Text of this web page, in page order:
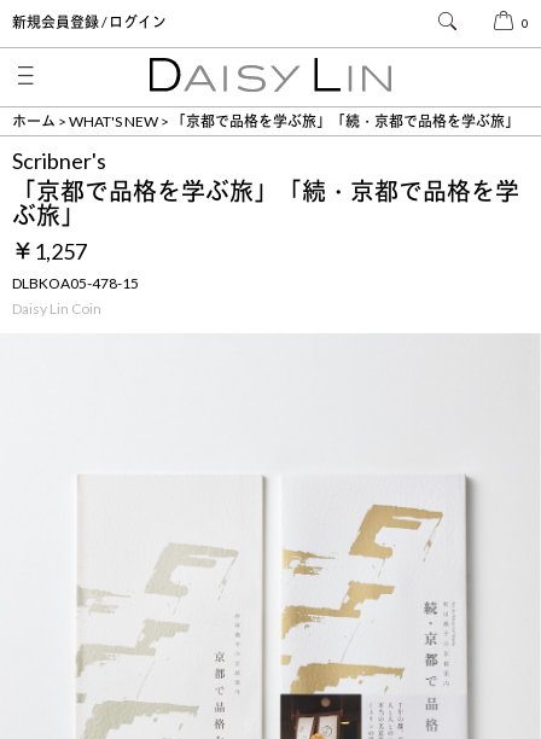
新規会員登録 / ログイン 0
ホーム WHAT'S NEW 「京都で品格を学ぶ旅」「続・京都で品格を学ぶ旅」
Scribner's
「京都で品格を学ぶ旅」「続・京都で品格を学
ぶ旅」
￥1,257
DLBKOA05-478-15
Daisy Lin Coin